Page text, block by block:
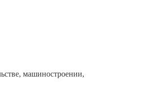
машиностроении,